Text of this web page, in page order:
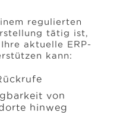
regulierten
tätig ist,
aktuelle ERP-
kann:
von
hinweg